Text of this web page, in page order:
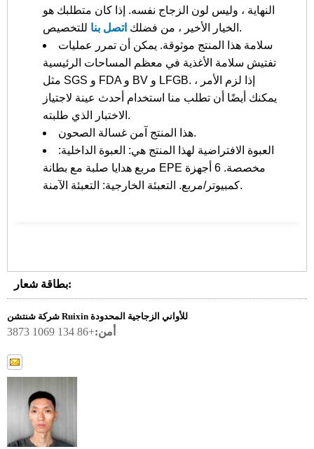
النهاية ، وليس لون الزجاج نفسه. إذا كان متطلبك هو
الخيار الأخير ، من فضلك اتصل بنا
للتخصيص.
سلامة هذا المنتج موثوقة. يمكن أن تمرر عمليات
تفتيش سلامة الأغذية في معظم المساحات الرئيسية
مثل SGS و FDA و BV و LFGB. إذا لزم الأمر ،
يمكنك أيضًا أن تطلب منا استخدام أحدث عينة لاجتياز
الاختبار الذي طلبته.
هذا المنتج آمن غسالة الصحون.
العبوة الافتراضية لهذا المنتج هي: العبوة الداخلية:
مربع هدايا صلبة مع بطانة EPE مخصصة. 6 أجهزة
كمبيوتر/مربع. التعبئة الخارجية: التعبئة الآمنة.
بطاقة شعار:
شركة شنتشن Ruixin للأواني الزجاجية المحدودة
أمن:+86 134 1069 3873